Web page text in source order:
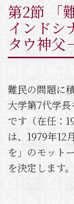
第2節 「
インドシ
タウ神父
難民の問題に
大学第7代学
です（在任：
は、1979年12
を」のモット
を決定します。